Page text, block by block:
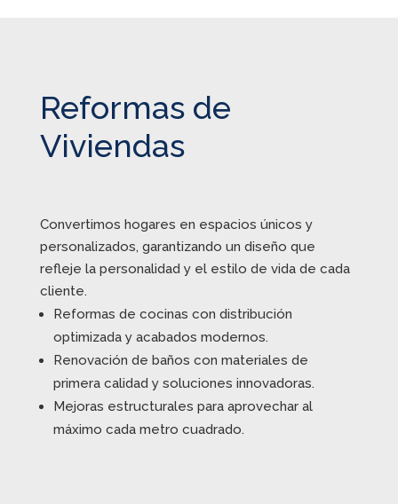
Reformas de
Viviendas
Convertimos hogares en espacios únicos y
personalizados, garantizando un diseño que
refleje la personalidad y el estilo de vida de cada
cliente.
Reformas de cocinas con distribución
optimizada y acabados modernos.
Renovación de baños con materiales de
primera calidad y soluciones innovadoras.
Mejoras estructurales para aprovechar al
máximo cada metro cuadrado.